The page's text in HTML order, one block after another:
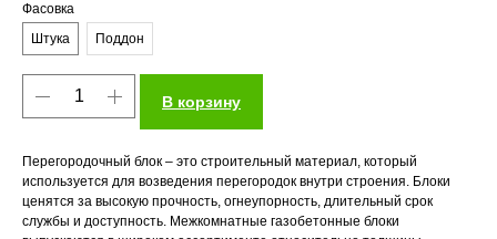
Фасовка
Штука
Поддон
В корзину
Перегородочный блок – это строительный материал, который
используется для возведения перегородок внутри строения. Блоки
ценятся за высокую прочность, огнеупорность, длительный срок
службы и доступность. Межкомнатные газобетонные блоки